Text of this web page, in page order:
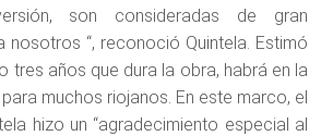
son consideradas de gran
nosotros “, reconoció Quintela. Estimó
tres años que dura la obra, habrá en la
muchos riojanos. En este marco, el
hizo un “agradecimiento especial al